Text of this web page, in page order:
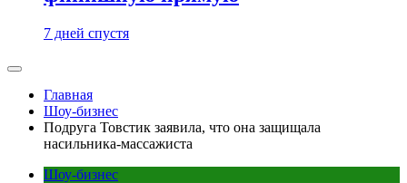
7 дней спустя
Главная
Шоу-бизнес
Подруга Товстик заявила, что она защищала
насильника-массажиста
Шоу-бизнес